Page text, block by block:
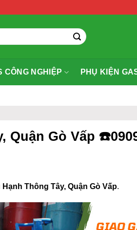
CÔNG NGHIỆP PHỤ KIỆN
Gò Vấp
Thông Tây, Quận Gò Vấp.